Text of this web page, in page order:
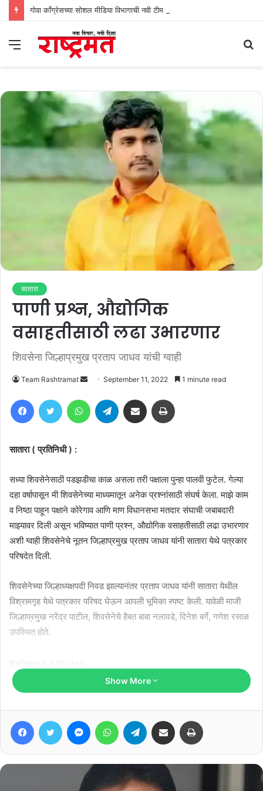
गोवा काँग्रेसच्या सोशल मीडिया विभागाची नवी टीम जाहीर
Menu
सातारा
पाणी प्रश्न, औद्योगिक
वसाहतीसाठी लढा उभारणार
शिवसेना जिल्हाप्रमुख प्रताप जाधव यांची ग्वाही
Team Rashtramat
Send
email
September 11, 2022 1 minute read
FacebookTwitter WhatsAppTelegram Share via Email
सातारा ( प्रतिनिधी ) :
सध्या शिवसेनेसाठी पडझडीचा काळ असला तरी पक्षाला पुन्हा पालवी फुटेल. गेल्या
दहा वर्षापासून मी शिवसेनेच्या माध्यमातून अनेक प्रश्नांसाठी संघर्ष केला. माझे काम
व निष्ठा पाहून पक्षाने कोरेगाव आणि माण विधानसभा मतदार संघाची जबाबदारी
माझ्यावर दिली असून भविष्यात पाणी प्रश्न, औद्योगिक वसाहतीसाठी लढा उभारणार
अशी ग्वाही शिवसेनेचे नूतन जिल्हाप्रमुख प्रताप जाधव यांनी सातारा येथे पत्रकार
परिषदेत दिली.
शिवसेनेच्या जिल्हाध्यक्षपदी निवड झाल्यानंतर प्रताप जाधव यांनी सातारा येथील
विश्रामगृह येथे पत्रकार परिषद घेऊन आपली भूमिका स्पष्ट केली. यावेळी माजी
जिल्हाप्रमुख नरेंद्र पाटील, शिवसेनेचे हैबत बाबा नलावडे, दिनेश बर्गे, गणेश रसाळ
उपस्थित होते.
घ्यायला दोरी द्या”
January 19, 2026
परळी आरोग्य केंद्र बनले असुविधाचे केंद्र…?
May 5, 2025
Show More
FacebookTwitter MessengerWhatsAppTelegram Share via Email